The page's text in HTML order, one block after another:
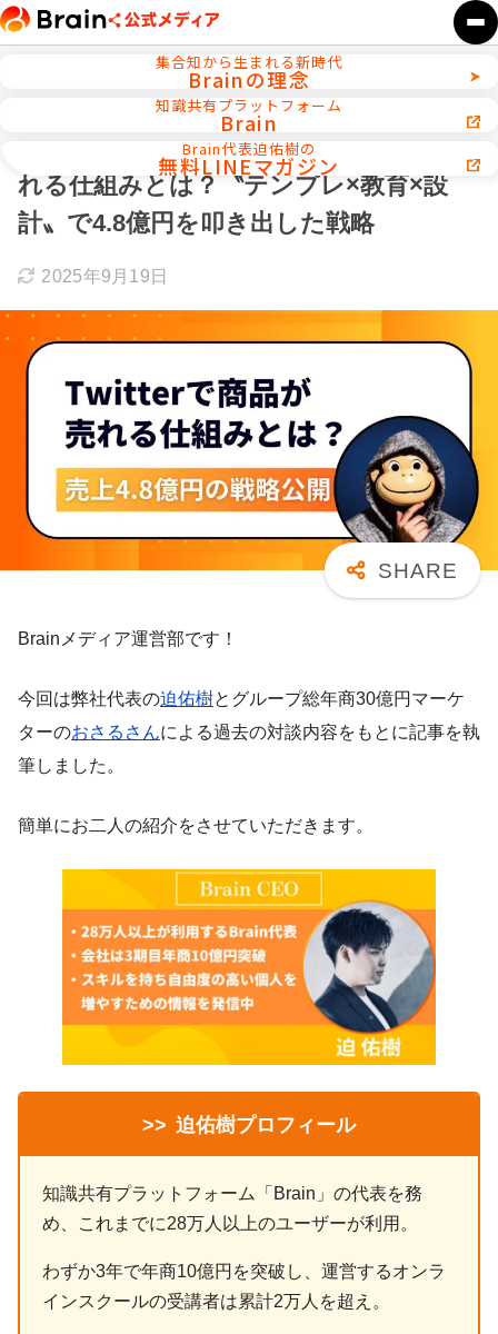
集合知から生まれる新時代
Brainの理念
知識共有プラットフォーム
Brain
Brain代表迫佑樹の
無料LINEマガジン
【完全攻略】Twitter（現X）で商品が売
れる仕組みとは？〝テンプレ×教育×設
計〟で4.8億円を叩き出した戦略
2025年9月19日
Brainメディア運営部です！
今回は弊社代表の迫佑樹とグループ総年商30億円マーケ
ターのおさるさんによる過去の対談内容をもとに記事を執
筆しました。
簡単にお二人の紹介をさせていただきます。
>> 迫佑樹プロフィール
知識共有プラットフォーム「Brain」の代表を務
め、これまでに28万人以上のユーザーが利用。
わずか3年で年商10億円を突破し、運営するオンラ
インスクールの受講者は累計2万人を超え。